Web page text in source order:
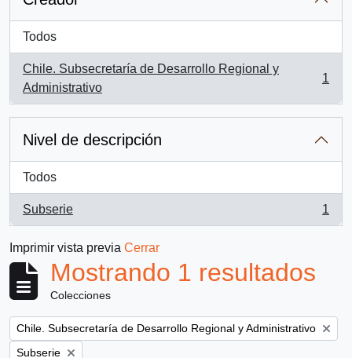
Todos
Chile. Subsecretaría de Desarrollo Regional y
Administrativo
, 1 resultados
1
Nivel de descripción
Todos
Subserie
, 1 resultados
1
Imprimir vista previa Cerrar
Mostrando 1 resultados
Colecciones
Remove filter:
Chile. Subsecretaría de Desarrollo Regional y Administrativo
Remove filter:
Subserie